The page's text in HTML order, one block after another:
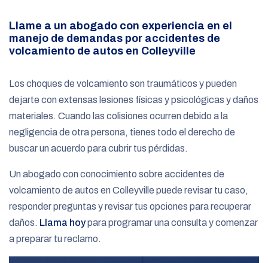
Llame a un abogado con experiencia en el
manejo de demandas por accidentes de
volcamiento de autos en Colleyville
Los choques de volcamiento son traumáticos y pueden
dejarte con extensas lesiones físicas y psicológicas y daños
materiales. Cuando las colisiones ocurren debido a la
negligencia de otra persona, tienes todo el derecho de
buscar un acuerdo para cubrir tus pérdidas.
Un abogado con conocimiento sobre accidentes de
volcamiento de autos en Colleyville puede revisar tu caso,
responder preguntas y revisar tus opciones para recuperar
daños. Llama hoypara programar una consulta y comenzar
a preparar tu reclamo.